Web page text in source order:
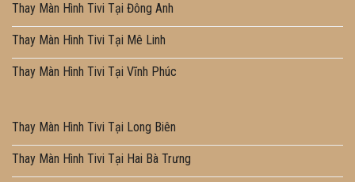
Thay Màn Hình Tivi Tại Đông Anh
Thay Màn Hình Tivi Tại Mê Linh
Thay Màn Hình Tivi Tại Vĩnh Phúc
Thay Màn Hình Tivi Tại Long Biên
Thay Màn Hình Tivi Tại Hai Bà Trưng